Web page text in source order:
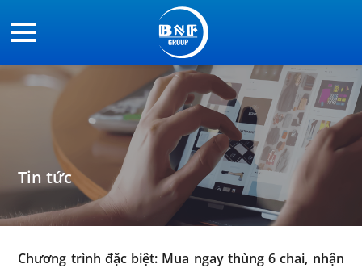
Tin tức
Chương trình đặc biệt: Mua ngay thùng 6 chai, nhận